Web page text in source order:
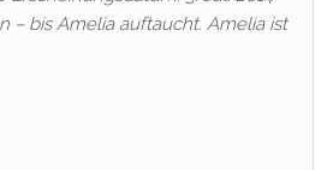
– bis Amelia auftaucht. Amelia ist